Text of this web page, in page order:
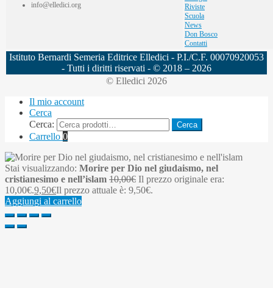
info@elledici.org
Riviste
Scuola
News
Don Bosco
Contatti
Istituto Bernardi Semeria Editrice Elledici - P.I./C.F. 00070920053
- Tutti i diritti riservati - © 2018 – 2026
© Elledici 2026
Il mio account
Cerca
Cerca:
Cerca
Carrello 0
Stai visualizzando: Morire per Dio nel giudaismo, nel
cristianesimo e nell’islam 10,00€ Il prezzo originale era:
10,00€.9,50€Il prezzo attuale è: 9,50€.
Aggiungi al carrello